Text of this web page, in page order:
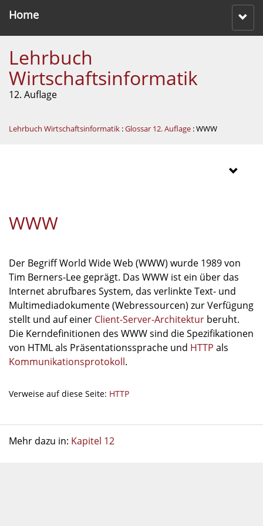
Home
Lehrbuch
Wirtschaftsinformatik
12. Auflage
Lehrbuch Wirtschaftsinformatik :Glossar 12. Auflage : WWW
WWW
Der Begriff World Wide Web (WWW) wurde 1989 von
Tim Berners-Lee geprägt. Das WWW ist ein über das
Internet abrufbares System, das verlinkte Text- und
Multimediadokumente (Webressourcen) zur Verfügung
stellt und auf einer Client-Server-Architektur beruht.
Die Kerndefinitionen des WWW sind die Spezifikationen
von HTML als Präsentationssprache und HTTP als
Kommunikationsprotokoll.
Verweise auf diese Seite: HTTP
Mehr dazu in: Kapitel 12